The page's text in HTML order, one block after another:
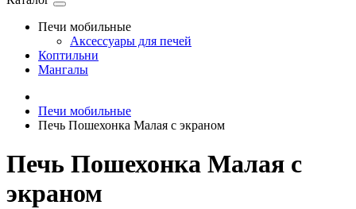
Печи мобильные
Аксессуары для печей
Коптильни
Мангалы
Печи мобильные
Печь Пошехонка Малая c экраном
Печь Пошехонка Малая c
экраном